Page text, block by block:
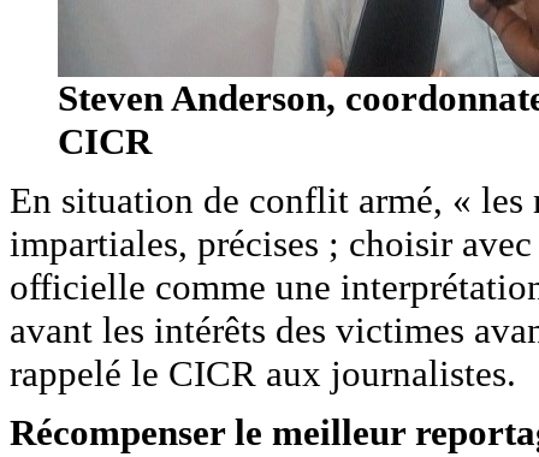
Steven Anderson,
CICR
En situation de conflit armé, «
impartiales, précises ; choisir
officielle comme une
avant les intérêts des victimes
rappelé le CICR aux journalistes.
Récompenser le meilleur